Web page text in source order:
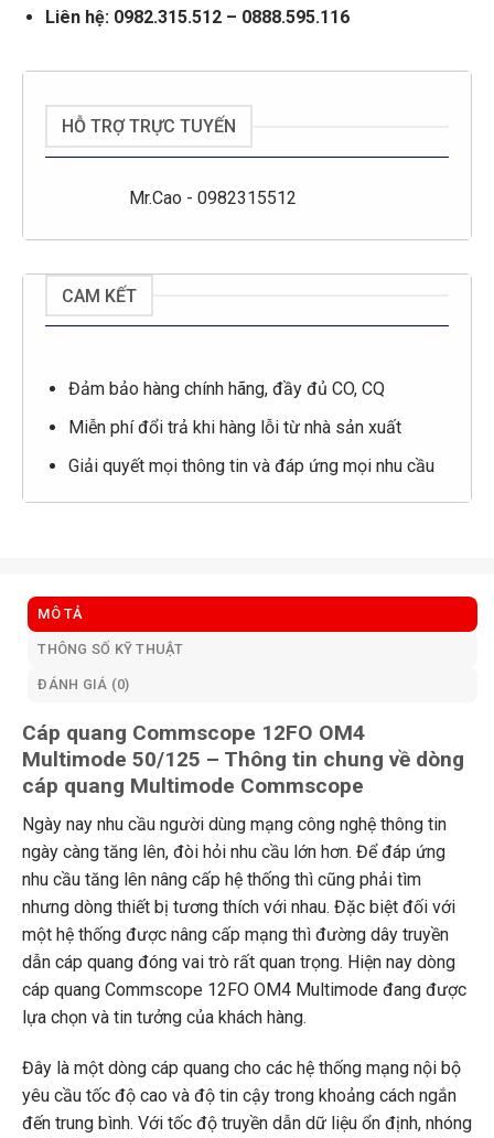
Liên hệ: 0982.315.512 – 0888.595.116
HỖ TRỢ TRỰC TUYẾN
Mr.Cao - 0982315512
CAM KẾT
Đảm bảo hàng chính hãng, đầy đủ CO, CQ
Miễn phí đổi trả khi hàng lỗi từ nhà sản xuất
Giải quyết mọi thông tin và đáp ứng mọi nhu cầu
MÔ TẢ
THÔNG SỐ KỸ THUẬT
ĐÁNH GIÁ (0)
Cáp quang Commscope 12FO OM4
Multimode 50/125 – Thông tin chung về dòng
cáp quang Multimode Commscope
Ngày nay nhu cầu người dùng mạng công nghệ thông tin
ngày càng tăng lên, đòi hỏi nhu cầu lớn hơn. Để đáp ứng
nhu cầu tăng lên nâng cấp hệ thống thì cũng phải tìm
nhưng dòng thiết bị tương thích với nhau. Đặc biệt đối với
một hệ thống được nâng cấp mạng thì đường dây truyền
dẫn cáp quang đóng vai trò rất quan trọng. Hiện nay dòng
cáp quang Commscope 12FO OM4 Multimode đang được
lựa chọn và tin tưởng của khách hàng.
Đây là một dòng cáp quang cho các hệ thống mạng nội bộ
yêu cầu tốc độ cao và độ tin cậy trong khoảng cách ngắn
đến trung bình. Với tốc độ truyền dẫn dữ liệu ổn định, nhóng